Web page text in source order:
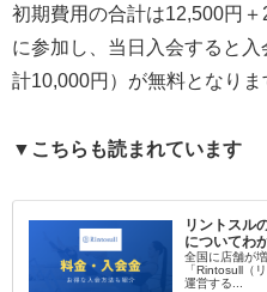
初期費用の合計は12,500円
に参加し、当日入会すると
計10,000円）が無料となりま
▼こちらも読まれています
リントスル
についてわ
全国に店舗が
「Rintosull（
運営する...